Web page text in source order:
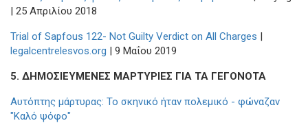
| 25 Απριλίου 2018
Trial of Sapfous 122- Not Guilty Verdict on All Charges |
legalcentrelesvos.org | 9 Μαΐου 2019
5. ΔΗΜΟΣΙΕΥΜΕΝΕΣ ΜΑΡΤΥΡΙΕΣ ΓΙΑ ΤΑ ΓΕΓΟΝΟΤΑ
Αυτόπτης μάρτυρας: Το σκηνικό ήταν πολεμικό - φώναζαν
"Καλό ψόφο"